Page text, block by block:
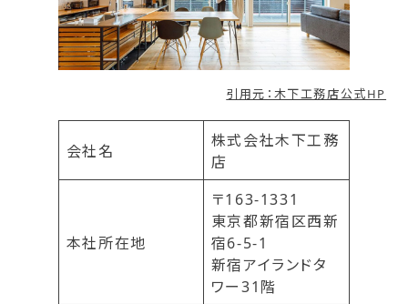
引用元：木下工務店公式HP
会社名
株式会社木下工務
店
本社所在地
〒163-1331
東京都新宿区西新
宿6-5-1
新宿アイランドタ
ワー31階